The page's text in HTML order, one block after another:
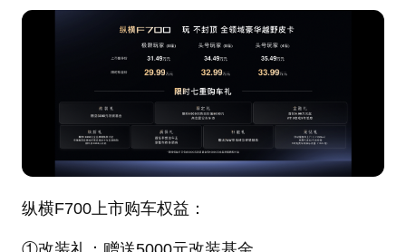
纵横F700上市购车权益：